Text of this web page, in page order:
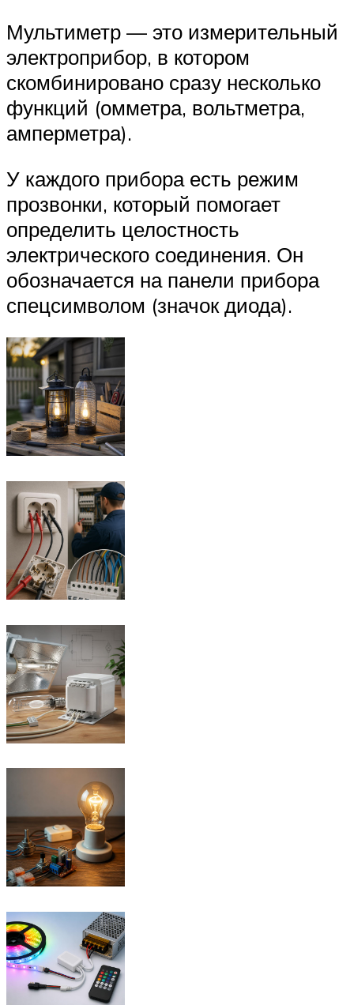
Мультиметр — это измерительный
электроприбор, в котором
скомбинировано сразу несколько
функций (омметра, вольтметра,
амперметра).
У каждого прибора есть режим
прозвонки, который помогает
определить целостность
электрического соединения. Он
обозначается на панели прибора
спецсимволом (значок диода).